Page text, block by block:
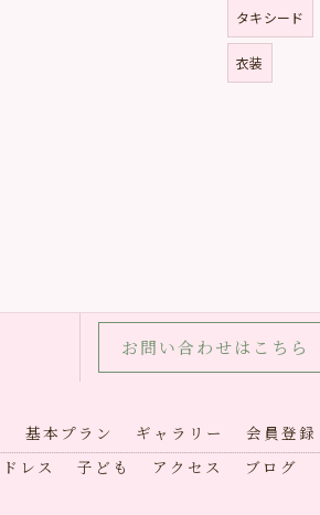
タキシード
衣装
お問い合わせはこちら
基本プラン ギャラリー 会員登録
ドレス 子ども アクセス ブログ